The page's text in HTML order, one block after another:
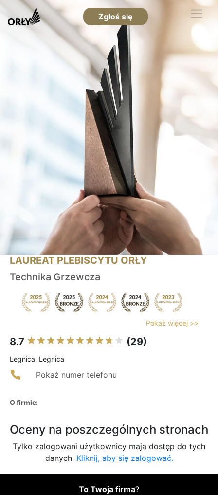
Zgłoś się
LAUREAT PLEBISCYTU ORŁY
Technika Grzewcza
Pokaż więcej >>
8.7 (29)
Legnica, Legnica
Pokaż numer telefonu
O firmie:
Oceny na poszczególnych stronach
Tylko zalogowani użytkownicy maja dostęp do tych
danych. Kliknij, aby się zalogować.
To Twoja firma?